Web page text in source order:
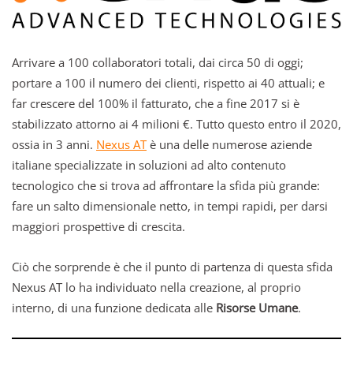
Arrivare a 100 collaboratori totali, dai circa 50 di oggi;
portare a 100 il numero dei clienti, rispetto ai 40 attuali; e
far crescere del 100% il fatturato, che a fine 2017 si è
stabilizzato attorno ai 4 milioni €. Tutto questo entro il 2020,
ossia in 3 anni. Nexus ATè una delle numerose aziende
italiane specializzate in soluzioni ad alto contenuto
tecnologico che si trova ad affrontare la sfida più grande:
fare un salto dimensionale netto, in tempi rapidi, per darsi
maggiori prospettive di crescita.
Ciò che sorprende è che il punto di partenza di questa sfida
Nexus AT lo ha individuato nella creazione, al proprio
interno, di una funzione dedicata alle Risorse Umane.